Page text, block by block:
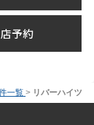
予約
一覧 > リバーハイツ